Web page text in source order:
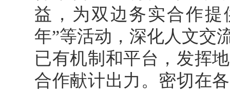
益，为双边务实合作
年”等活动，深化人文交
已有机制和平台，发挥
合作献计出力。密切在